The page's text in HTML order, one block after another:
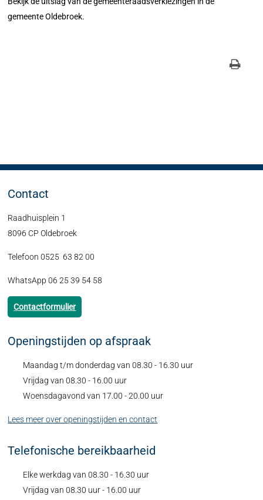
gemeente Oldebroek.
Contact
Raadhuisplein 1
8096 CP Oldebroek
Telefoon 0525 63 82 00
WhatsApp 06 25 39 54 58
Contactformulier
Openingstijden op afspraak
Maandag t/m donderdag van 08.30 - 16.30 uur
Vrijdag van 08.30 - 16.00 uur
Woensdagavond van 17.00 - 20.00 uur
Lees meer over openingstijden en contact
Telefonische bereikbaarheid
Elke werkdag van 08.30 - 16.30 uur
Vrijdag van 08.30 uur - 16.00 uur